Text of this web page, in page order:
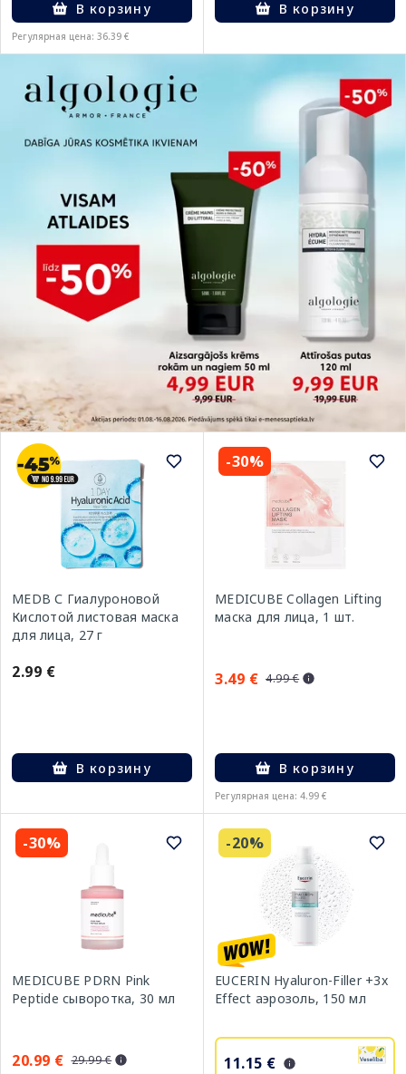
В корзину
Регулярная цена: 36.39 €
В корзину
MEDB С Гиалуроновой
Кислотой листовая маска
для лица, 27 г
2.99 €
В корзину
-30%
MEDICUBE Collagen Lifting
маска для лица, 1 шт.
3.49 € 4.99 €
В корзину
Регулярная цена: 4.99 €
-30%
MEDICUBE PDRN Pink
Peptide сыворотка, 30 мл
20.99 € 29.99 €
-20%
EUCERIN Hyaluron-Filler +3x
Effect аэрозоль, 150 мл
11.15 €